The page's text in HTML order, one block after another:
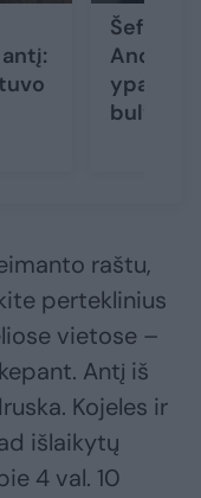
Šefų
raštu,
perteklinius
vietose –
Antį iš
Kojeles ir
išlaikytų
4 val. 10